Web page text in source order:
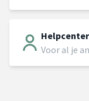
Helpcenter
Voor al je